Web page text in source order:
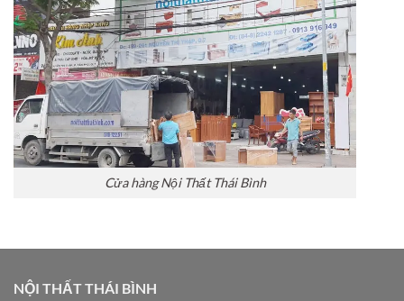
Cửa hàng Nội Thất Thái Bình
NỘI THẤT THÁI BÌNH